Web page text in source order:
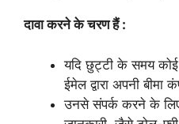
दावा करने के चरण हैं :
यदि छुट्टी के समय कोई
ईमेल द्वारा अपनी
उनसे संपर्क करने के लिए